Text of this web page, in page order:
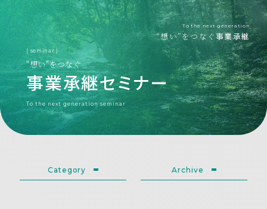
To the next generation
“想い”をつなぐ事業承継
( seminar )
"想い"をつなぐ
事業承継セミナー
To the next generationseminar
Category Archive